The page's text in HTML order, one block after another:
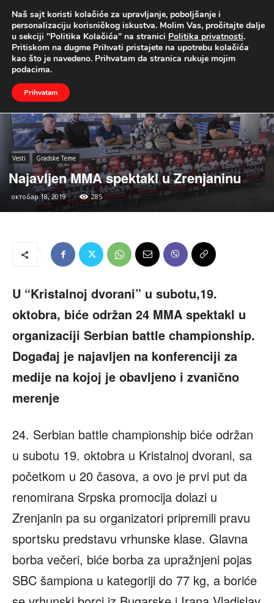
UŽIVO
Naslovna Vesti Gradske Teme
Vesti Gradske Teme
Najavljen MMA spektakl u Zrenjaninu
октобар 18, 2019 285
U “Kristalnoj dvorani” u subotu,19.
oktobra, biće održan 24 MMA spektakl u
organizaciji Serbian battle championship.
Događaj je najavljen na konferenciji za
medije na kojoj je obavljeno i zvanično
merenje
24. Serbian battle championship biće održan
u subotu 19. oktobra u Kristalnoj dvorani, sa
početkom u 20 časova, a ovo je prvi put da
renomirana Srpska promocija dolazi u
Zrenjanin pa su organizatori pripremili pravu
sportsku predstavu vrhunske klase. Glavna
borba večeri, biće borba za upražnjeni pojas
SBC šampiona u kategoriji do 77 kg, a boriće
Naš sajt koristi kolačiće za upravljanje, poboljšanje i
personalizaciju korisničkog iskustva. Molim Vas, pročitajte dalje
u sekciji "Politika Kolačića" na stranici Politika privatnosti.
Pritiskom na dugme Prihvati pristajete na upotrebu kolačića
kao što je navedeno. Prihvatam da stranica rukuje mojim
podacima.
Prihvatam